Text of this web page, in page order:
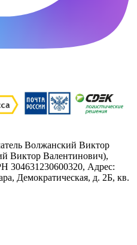
Волжанский Виктор
Виктор Валентинович),
Адрес:
Демократическая, д. 2Б, кв.